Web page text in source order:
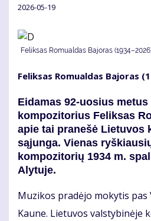
2026-05-19
Feliksas Romualdas Bajoras
Feliksas Romualdas Bajoras
Eidamas 92-uosius metus
kompozitorius Feliksas
apie tai pranešė Lietuvos
sąjunga. Vienas
kompozitorių 1934 m.
Alytuje.
Muzikos pradėjo mokytis pas
Kaune. Lietuvos valstybinėje